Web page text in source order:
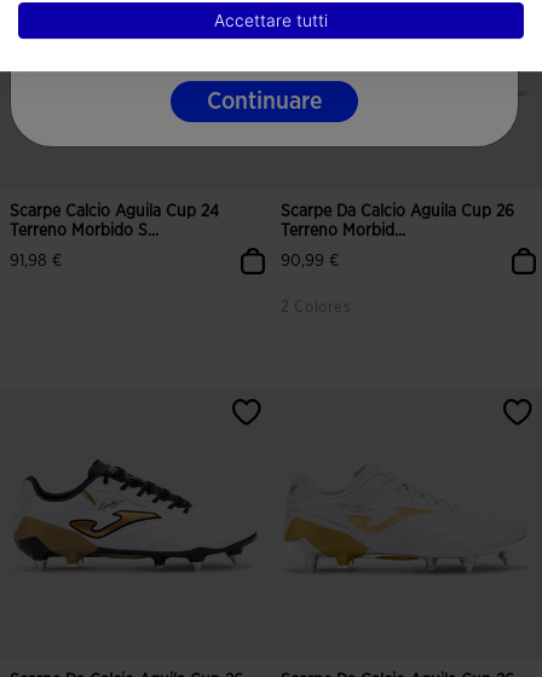
Scarpe Calcio Aguila Cup 24
Terreno Morbido S...
91,98 €
Scarpe Da Calcio Aguila Cup 26
Terreno Morbid...
90,99 €
2 Colores
4,6 su 5 valutazione dei clienti
Italiano
Continuare
Accettare tutti